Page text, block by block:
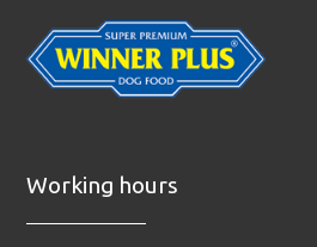
Working hours